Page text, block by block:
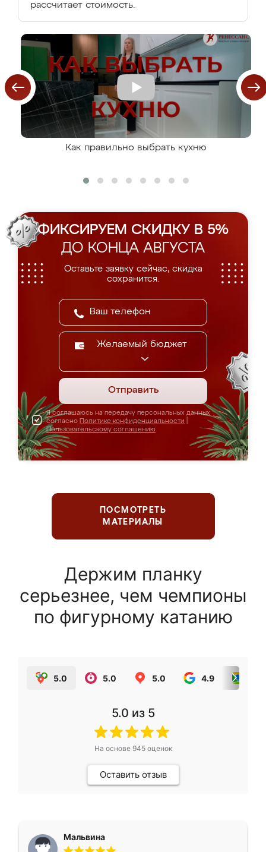
рассчитает стоимость.
Как правильно выбрать кухню
ФИКСИРУЕМ СКИДКУ В 5%
ДО КОНЦА АВГУСТА
Оставьте заявку сейчас, скидка
сохранится.
Желаемый бюджет
Отправить
Я соглашаюсь на передачу персональных данных
согласно Политике конфиденциальности
Пользовательскому соглашению
ПОСМОТРЕТЬ
МАТЕРИАЛЫ
Держим планку
серьезнее, чем чемпионы
по фигурному катанию
5.0 5.0 5.0 4.9
5.0 из 5
На основе 945оценок
Оставить отзыв
Мальвина